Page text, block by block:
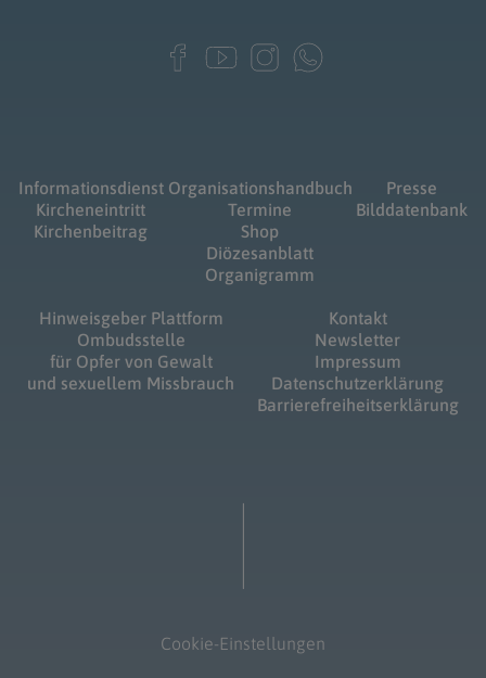
Informationsdienst
Kircheneintritt
Kirchenbeitrag
Organisationshandbuch
Termine
Shop
Diözesanblatt
Organigramm
Presse
Bilddatenbank
Hinweisgeber Plattform
Ombudsstelle
für Opfer von Gewalt
und sexuellem Missbrauch
Kontakt
Newsletter
Impressum
Datenschutzerklärung
Barrierefreiheitserklärung
Cookie-Einstellungen